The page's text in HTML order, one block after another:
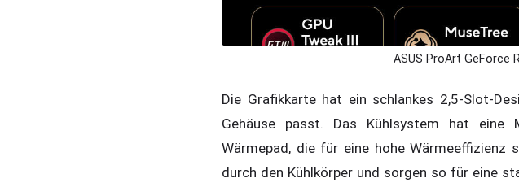
ASUS ProArt GeForce
Die Grafikkarte hat ein schlankes 2,5-Slot-
Gehäuse passt. Das Kühlsystem hat eine
Wärmepad, die für eine hohe
durch den Kühlkörper und sorgen so für eine